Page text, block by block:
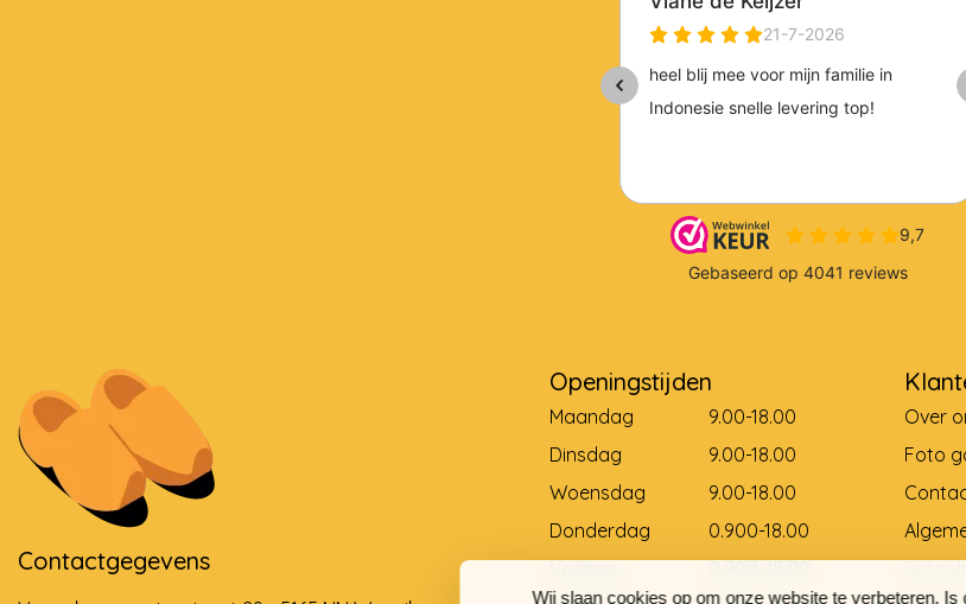
Wij slaan cookies op om onze website te verbeteren. Is
Contactgegevens
Openingstijden
Maandag
9.00-18.00
Dinsdag
9.00-18.00
Woensdag
9.00-18.00
Donderdag
0.900-18.00
Vrijdag
0.900-18.00
Over
Foto